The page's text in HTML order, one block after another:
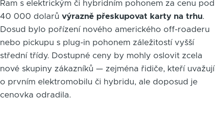
Ram s elektrickým či hybridním pohonem za cenu pod
40 000 dolarů výrazně přeskupovat karty na trhu.
Dosud bylo pořízení nového amerického off-roaderu
nebo pickupu s plug-in pohonem záležitostí vyšší
střední třídy. Dostupné ceny by mohly oslovit zcela
nové skupiny zákazníků — zejména řidiče, kteří uvažují
o prvním elektromobilu či hybridu, ale doposud je
cenovka odradila.